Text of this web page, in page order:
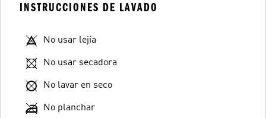
INSTRUCCIONES DE LAVADO
No usar lejía
No usar secadora
No lavar en seco
No planchar